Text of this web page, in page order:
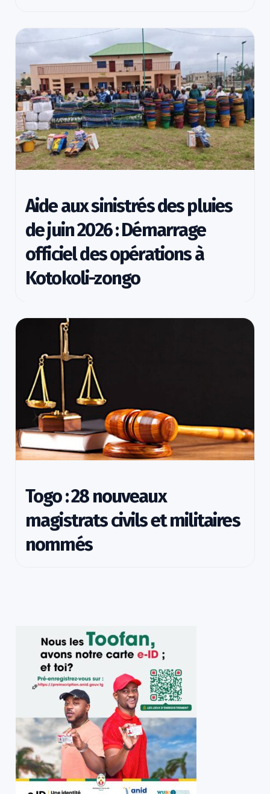
Aide aux sinistrés des pluies
de juin 2026 : Démarrage
officiel des opérations à
Kotokoli-zongo
Togo : 28 nouveaux
magistrats civils et militaires
nommés